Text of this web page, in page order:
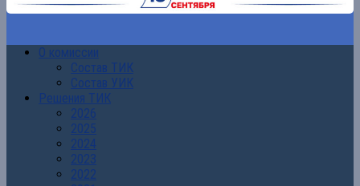
О комиссии
Состав ТИК
Состав УИК
Решения ТИК
2026
2025
2024
2023
2022